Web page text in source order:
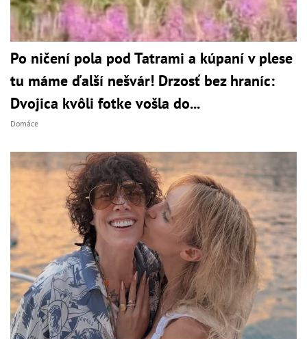
Po ničení pola pod Tatrami a kúpaní v plese
tu máme ďalší nešvár! Drzosť bez hraníc:
Dvojica kvôli fotke vošla do...
Domáce